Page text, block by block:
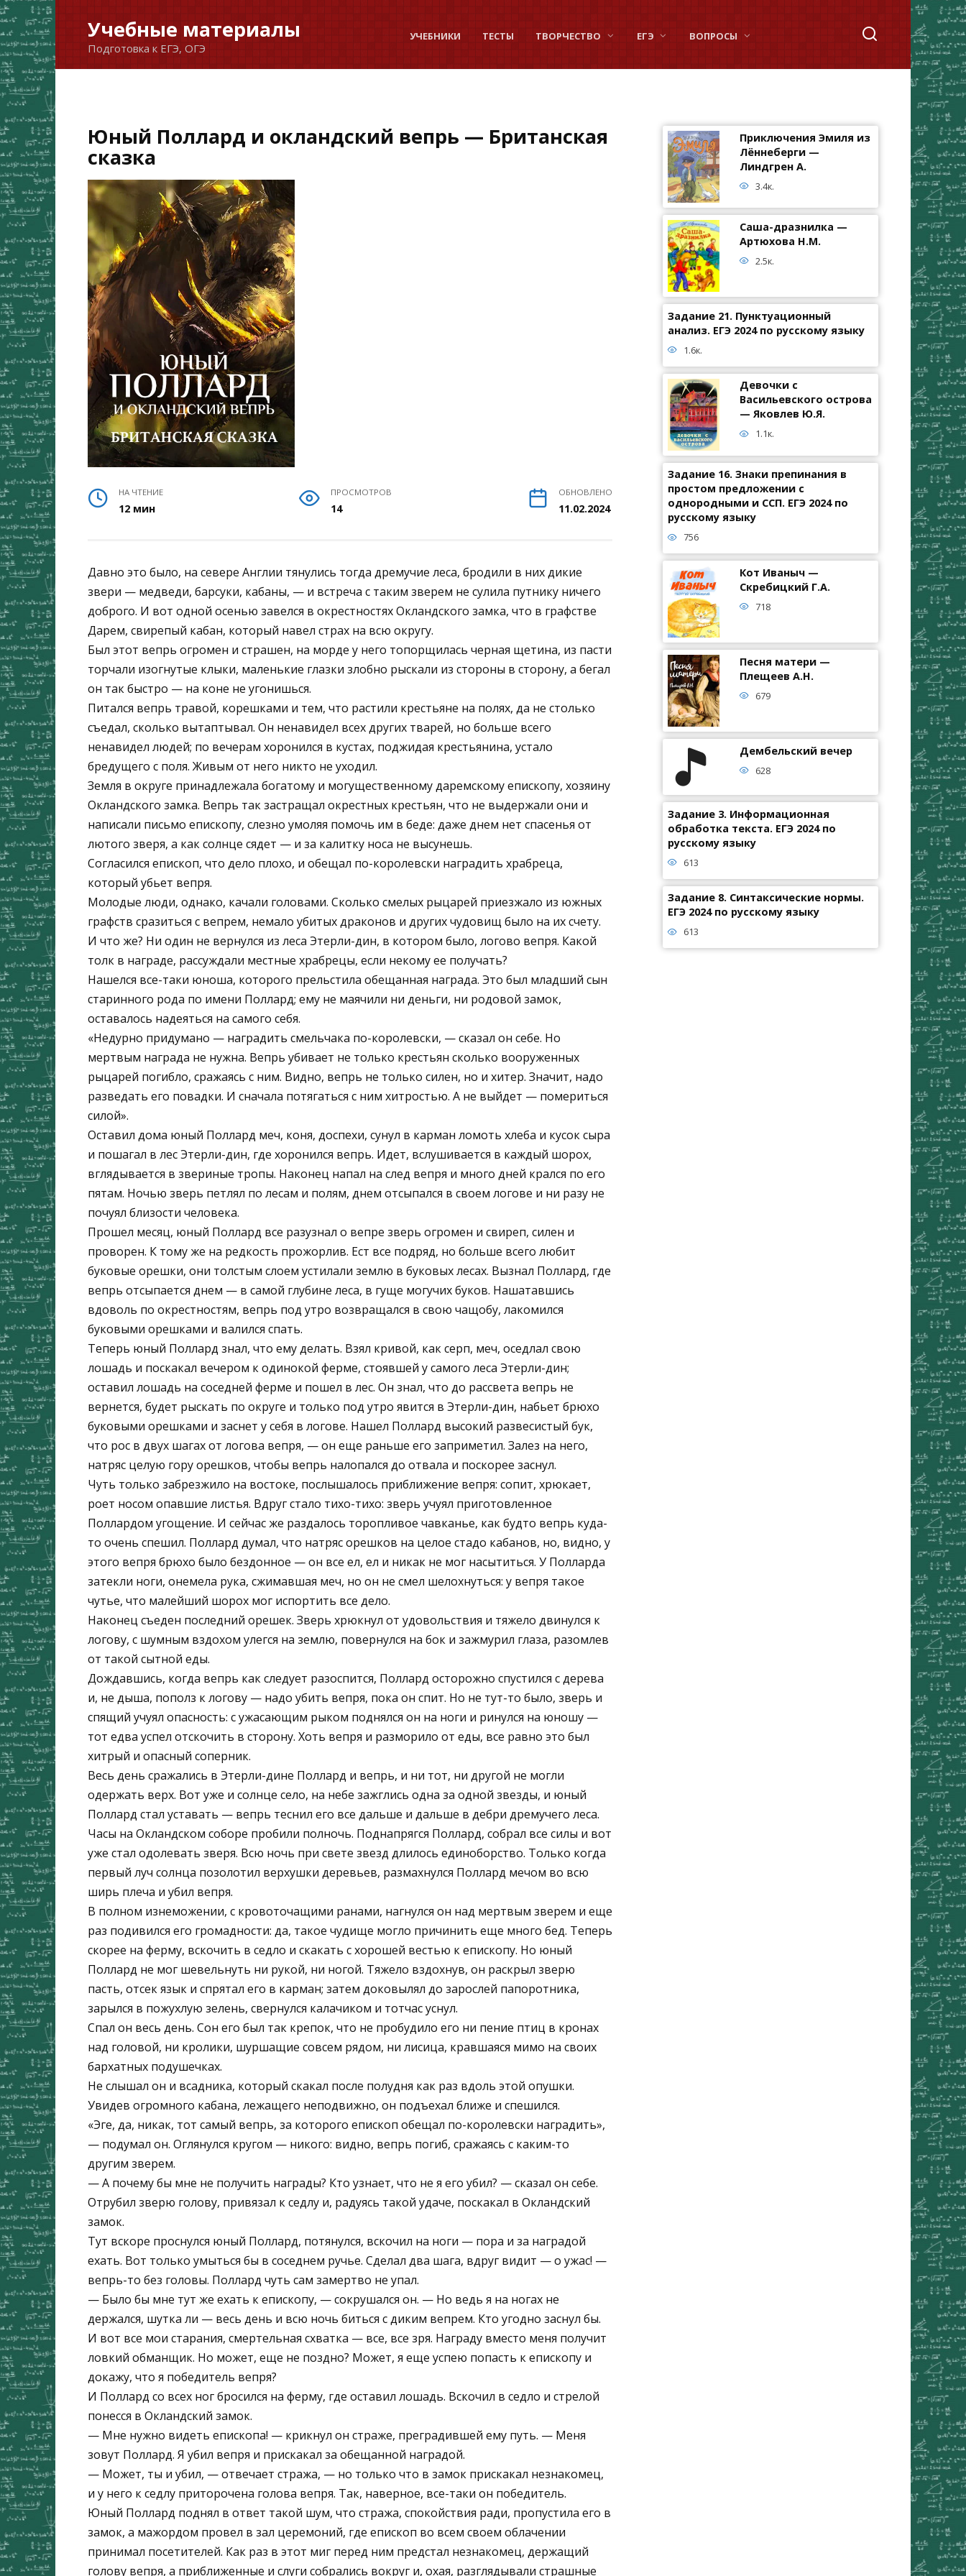
Перейти
к
содержанию
Учебные материалы
Подготовка к ЕГЭ, ОГЭ
УЧЕБНИКИ ТЕСТЫ ТВОРЧЕСТВО ЕГЭ ВОПРОСЫ
Юный Поллард и окландский вепрь — Британская
сказка
НА ЧТЕНИЕ
12 мин
ПРОСМОТРОВ
14
ОБНОВЛЕНО
11.02.2024
Давно это было, на севере Англии тянулись тогда дремучие леса, бродили в них дикие
звери — медведи, барсуки, кабаны, — и встреча с таким зверем не сулила путнику ничего
доброго. И вот одной осенью завелся в окрестностях Окландского замка, что в графстве
Дарем, свирепый кабан, который навел страх на всю округу.
Был этот вепрь огромен и страшен, на морде у него топорщилась черная щетина, из пасти
торчали изогнутые клыки, маленькие глазки злобно рыскали из стороны в сторону, а бегал
он так быстро — на коне не угонишься.
Питался вепрь травой, корешками и тем, что растили крестьяне на полях, да не столько
съедал, сколько вытаптывал. Он ненавидел всех других тварей, но больше всего
ненавидел людей; по вечерам хоронился в кустах, поджидая крестьянина, устало
бредущего с поля. Живым от него никто не уходил.
Земля в округе принадлежала богатому и могущественному даремскому епископу, хозяину
Окландского замка. Вепрь так застращал окрестных крестьян, что не выдержали они и
написали письмо епископу, слезно умоляя помочь им в беде: даже днем нет спасенья от
лютого зверя, а как солнце сядет — и за калитку носа не высунешь.
Согласился епископ, что дело плохо, и обещал по-королевски наградить храбреца,
который убьет вепря.
Молодые люди, однако, качали головами. Сколько смелых рыцарей приезжало из южных
графств сразиться с вепрем, немало убитых драконов и других чудовищ было на их счету.
И что же? Ни один не вернулся из леса Этерли-дин, в котором было, логово вепря. Какой
толк в награде, рассуждали местные храбрецы, если некому ее получать?
Нашелся все-таки юноша, которого прельстила обещанная награда. Это был младший сын
старинного рода по имени Поллард; ему не маячили ни деньги, ни родовой замок,
оставалось надеяться на самого себя.
«Недурно придумано — наградить смельчака по-королевски, — сказал он себе. Но
мертвым награда не нужна. Вепрь убивает не только крестьян сколько вооруженных
рыцарей погибло, сражаясь с ним. Видно, вепрь не только силен, но и хитер. Значит, надо
разведать его повадки. И сначала потягаться с ним хитростью. А не выйдет — помериться
силой».
Оставил дома юный Поллард меч, коня, доспехи, сунул в карман ломоть хлеба и кусок сыра
и пошагал в лес Этерли-дин, где хоронился вепрь. Идет, вслушивается в каждый шорох,
вглядывается в звериные тропы. Наконец напал на след вепря и много дней крался по его
пятам. Ночью зверь петлял по лесам и полям, днем отсыпался в своем логове и ни разу не
почуял близости человека.
Прошел месяц, юный Поллард все разузнал о вепре зверь огромен и свиреп, силен и
проворен. К тому же на редкость прожорлив. Ест все подряд, но больше всего любит
буковые орешки, они толстым слоем устилали землю в буковых лесах. Вызнал Поллард, где
вепрь отсыпается днем — в самой глубине леса, в гуще могучих буков. Нашатавшись
вдоволь по окрестностям, вепрь под утро возвращался в свою чащобу, лакомился
буковыми орешками и валился спать.
Теперь юный Поллард знал, что ему делать. Взял кривой, как серп, меч, оседлал свою
лошадь и поскакал вечером к одинокой ферме, стоявшей у самого леса Этерли-дин;
оставил лошадь на соседней ферме и пошел в лес. Он знал, что до рассвета вепрь не
вернется, будет рыскать по округе и только под утро явится в Этерли-дин, набьет брюхо
буковыми орешками и заснет у себя в логове. Нашел Поллард высокий развесистый бук,
что рос в двух шагах от логова вепря, — он еще раньше его заприметил. Залез на него,
натряс целую гору орешков, чтобы вепрь налопался до отвала и поскорее заснул.
Чуть только забрезжило на востоке, послышалось приближение вепря: сопит, хрюкает,
роет носом опавшие листья. Вдруг стало тихо-тихо: зверь учуял приготовленное
Поллардом угощение. И сейчас же раздалось торопливое чавканье, как будто вепрь куда-
то очень спешил. Поллард думал, что натряс орешков на целое стадо кабанов, но, видно, у
этого вепря брюхо было бездонное — он все ел, ел и никак не мог насытиться. У Полларда
затекли ноги, онемела рука, сжимавшая меч, но он не смел шелохнуться: у вепря такое
чутье, что малейший шорох мог испортить все дело.
Наконец съеден последний орешек. Зверь хрюкнул от удовольствия и тяжело двинулся к
логову, с шумным вздохом улегся на землю, повернулся на бок и зажмурил глаза, разомлев
от такой сытной еды.
Дождавшись, когда вепрь как следует разоспится, Поллард осторожно спустился с дерева
и, не дыша, пополз к логову — надо убить вепря, пока он спит. Но не тут-то было, зверь и
спящий учуял опасность: с ужасающим рыком поднялся он на ноги и ринулся на юношу —
тот едва успел отскочить в сторону. Хоть вепря и разморило от еды, все равно это был
хитрый и опасный соперник.
Весь день сражались в Этерли-дине Поллард и вепрь, и ни тот, ни другой не могли
одержать верх. Вот уже и солнце село, на небе зажглись одна за одной звезды, и юный
Поллард стал уставать — вепрь теснил его все дальше и дальше в дебри дремучего леса.
Часы на Окландском соборе пробили полночь. Поднапрягся Поллард, собрал все силы и вот
уже стал одолевать зверя. Всю ночь при свете звезд длилось единоборство. Только когда
первый луч солнца позолотил верхушки деревьев, размахнулся Поллард мечом во всю
ширь плеча и убил вепря.
В полном изнеможении, с кровоточащими ранами, нагнулся он над мертвым зверем и еще
раз подивился его громадности: да, такое чудище могло причинить еще много бед. Теперь
скорее на ферму, вскочить в седло и скакать с хорошей вестью к епископу. Но юный
Поллард не мог шевельнуть ни рукой, ни ногой. Тяжело вздохнув, он раскрыл зверю
пасть, отсек язык и спрятал его в карман; затем доковылял до зарослей папоротника,
зарылся в пожухлую зелень, свернулся калачиком и тотчас уснул.
Спал он весь день. Сон его был так крепок, что не пробудило его ни пение птиц в кронах
над головой, ни кролики, шуршащие совсем рядом, ни лисица, кравшаяся мимо на своих
бархатных подушечках.
Не слышал он и всадника, который скакал после полудня как раз вдоль этой опушки.
Увидев огромного кабана, лежащего неподвижно, он подъехал ближе и спешился.
«Эге, да, никак, тот самый вепрь, за которого епископ обещал по-королевски наградить»,
— подумал он. Оглянулся кругом — никого: видно, вепрь погиб, сражаясь с каким-то
другим зверем.
— А почему бы мне не получить награды? Кто узнает, что не я его убил? — сказал он себе.
Отрубил зверю голову, привязал к седлу и, радуясь такой удаче, поскакал в Окландский
замок.
Тут вскоре проснулся юный Поллард, потянулся, вскочил на ноги — пора и за наградой
ехать. Вот только умыться бы в соседнем ручье. Сделал два шага, вдруг видит — о ужас! —
вепрь-то без головы. Поллард чуть сам замертво не упал.
— Было бы мне тут же ехать к епископу, — сокрушался он. — Но ведь я на ногах не
держался, шутка ли — весь день и всю ночь биться с диким вепрем. Кто угодно заснул бы.
И вот все мои старания, смертельная схватка — все, все зря. Награду вместо меня получит
ловкий обманщик. Но может, еще не поздно? Может, я еще успею попасть к епископу и
докажу, что я победитель вепря?
И Поллард со всех ног бросился на ферму, где оставил лошадь. Вскочил в седло и стрелой
понесся в Окландский замок.
— Мне нужно видеть епископа! — крикнул он страже, преградившей ему путь. — Меня
зовут Поллард. Я убил вепря и прискакал за обещанной наградой.
— Может, ты и убил, — отвечает стража, — но только что в замок прискакал незнакомец,
и у него к седлу приторочена голова вепря. Так, наверное, все-таки он победитель.
Юный Поллард поднял в ответ такой шум, что стража, спокойствия ради, пропустила его в
замок, а мажордом провел в зал церемоний, где епископ во всем своем облачении
принимал посетителей. Как раз в этот миг перед ним предстал незнакомец, держащий
голову вепря, а приближенные и слуги собрались вокруг и, охая, разглядывали страшные
Приключения Эмиля из
Лённеберги —
Линдгрен А.
3.4к.
Саша-дразнилка —
Артюхова Н.М.
2.5к.
Задание 21. Пунктуационный
анализ. ЕГЭ 2024 по русскому языку
1.6к.
Девочки с
Васильевского острова
— Яковлев Ю.Я.
1.1к.
Задание 16. Знаки препинания в
простом предложении с
однородными и ССП. ЕГЭ 2024 по
русскому языку
756
Кот Иваныч —
Скребицкий Г.А.
718
Песня матери —
Плещеев А.Н.
679
Дембельский вечер
628
Задание 3. Информационная
обработка текста. ЕГЭ 2024 по
русскому языку
613
Задание 8. Синтаксические нормы.
ЕГЭ 2024 по русскому языку
613